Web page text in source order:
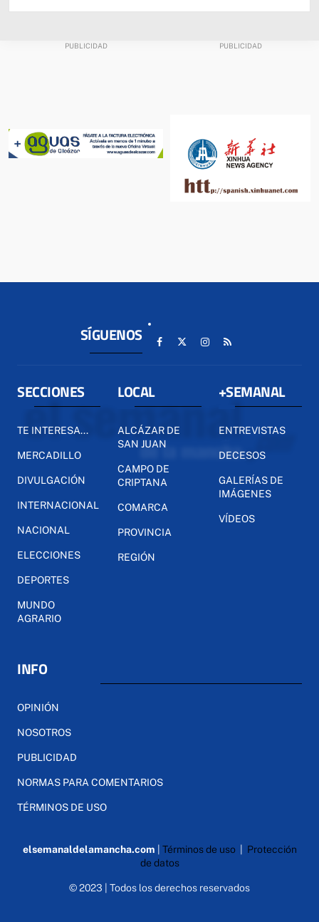
SÍGUENOS
SECCIONES
TE INTERESA...
MERCADILLO
DIVULGACIÓN
INTERNACIONAL
NACIONAL
ELECCIONES
DEPORTES
MUNDO
AGRARIO
LOCAL
ALCÁZAR DE
SAN JUAN
CAMPO DE
CRIPTANA
COMARCA
PROVINCIA
REGIÓN
+SEMANAL
ENTREVISTAS
DECESOS
GALERÍAS DE
IMÁGENES
VÍDEOS
INFO
OPINIÓN
NOSOTROS
PUBLICIDAD
NORMAS PARA COMENTARIOS
TÉRMINOS DE USO
elsemanaldelamancha.com Términos de uso| Protección
de datos
© 2023 | Todos los derechos reservados